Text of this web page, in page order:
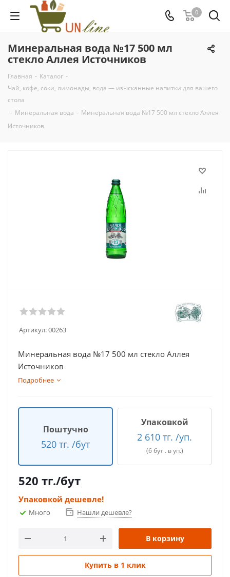
0
Минеральная вода №17 500 мл
стекло Аллея Источников
Главная - Каталог -
Чай, кофе, соки, лимонады, вода — изысканные напитки для вашего
стола
- Минеральная вода - Минеральная вода №17 500 мл стекло Аллея
Источников
Артикул:00263
Минеральная вода №17 500 мл стекло Аллея
Источников
Подробнее
Поштучно
520 тг. /бут
Упаковкой
2 610 тг. /уп.
(6 бут . в уп.)
520 тг./бут
Упаковкой дешевле!
Много Нашли дешевле?
В корзину
Купить в 1 клик